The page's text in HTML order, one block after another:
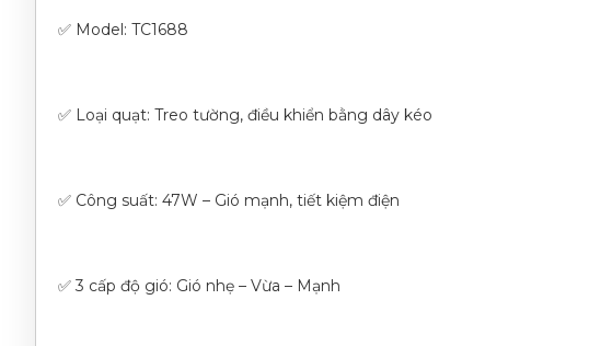
✅ Model: TC1688
✅ Loại quạt: Treo tường, điều khiển bằng dây kéo
✅ Công suất: 47W – Gió mạnh, tiết kiệm điện
✅ 3 cấp độ gió: Gió nhẹ – Vừa – Mạnh